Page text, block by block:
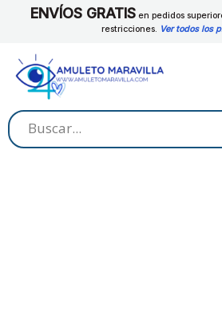
ENVÍOS GRATIS en pedidos
restricciones. Ver todos los
SANTA
DOMINADORA
cantidad